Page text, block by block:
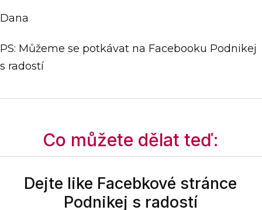
Dana
PS: Můžeme se potkávat na Facebooku Podnikej
s radostí
Co můžete dělat teď:
Dejte like Facebkové stránce
Podnikej s radostí